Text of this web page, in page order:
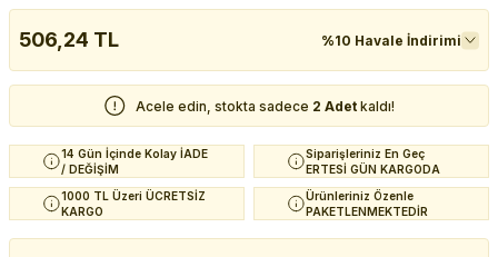
506,24 TL %10 Havale İndirimi
Acele edin, stokta sadece 2 Adet kaldı!
14 Gün İçinde Kolay İADE
/ DEĞİŞİM
Siparişleriniz En Geç
ERTESİ GÜN KARGODA
1000 TL Üzeri ÜCRETSİZ
KARGO
Ürünleriniz Özenle
PAKETLENMEKTEDİR